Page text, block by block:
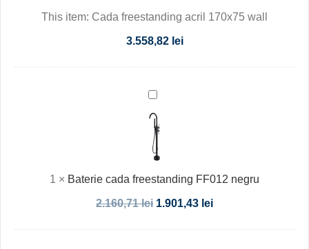
This item: Cada freestanding acril 170x75 wall
3.558,82 lei
Baterie
cada
freestanding
FF012
negru
1 × Baterie cada freestanding FF012 negru
2.160,71lei 1.901,43 lei